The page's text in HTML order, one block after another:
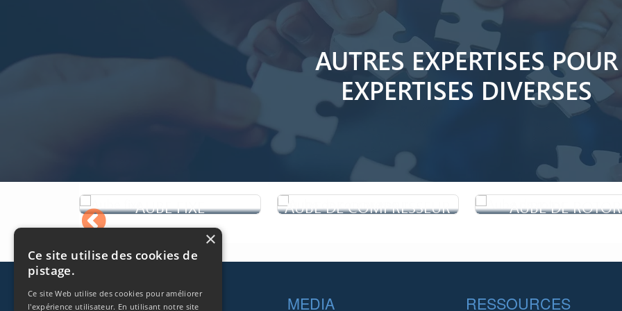
AUTRES EXPERTISES POUR
EXPERTISES DIVERSES
AUBE FIXE
nucléaire, une turbine à vapeur est
AUBE DE COMPRESSEUR AUBE DE ROTOR
Footer
SOCIÉTÉS MEDIA RESSOURCES
Ce site utilise des cookies de
pistage.
Ce site Web utilise des cookies pour améliorer
l'expérience utilisateur. En utilisant notre site
×